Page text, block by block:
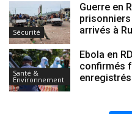
Sécurité
Guerre en
arrivés à
Santé &
Environnement
Ebola en
confirmés